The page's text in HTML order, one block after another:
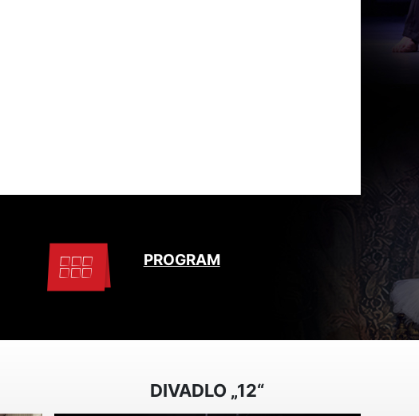
PROGRAM
DIVADLO „12“